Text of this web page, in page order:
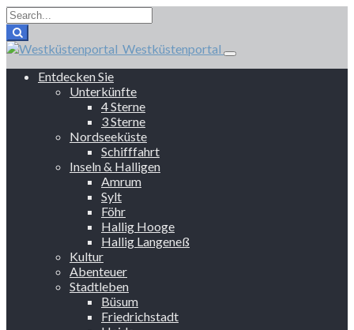
Westküstenportal
Entdecken Sie
Unterkünfte
4 Sterne
3 Sterne
Nordseeküste
Schifffahrt
Inseln & Halligen
Amrum
Sylt
Föhr
Hallig Hooge
Hallig Langeneß
Kultur
Abenteuer
Stadtleben
Büsum
Friedrichstadt